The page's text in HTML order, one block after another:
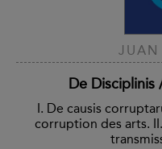
JUAN
De Disciplinis
I. De causis
corruption des arts.